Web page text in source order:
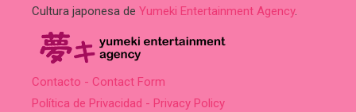
Cultura japonesa de Yumeki Entertainment Agency.
Contacto - Contact Form
Política de Privacidad - Privacy Policy